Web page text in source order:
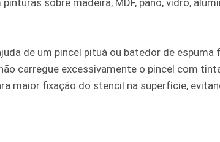
de um pincel pituá ou batedor de espuma
carregue excessivamente o pincel com
maior fixação do stencil na superfície,